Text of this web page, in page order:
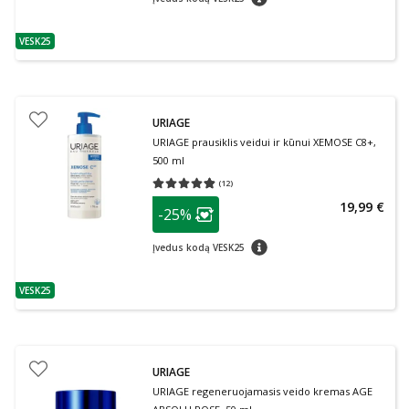
patarimas
VESK25
patarimas
VESK25
URIAGE
URIAGE prausiklis veidui ir kūnui XEMOSE C8+,
500 ml
(12)
Vidutinis įvertinimas 4.83
patarimas
Lojalumo klubo narių nuolaida
-25%
Įvedus kodą VESK25 patarimas
19,99 €
URIAGE
URIAGE regeneruojamasis veido kremas AGE